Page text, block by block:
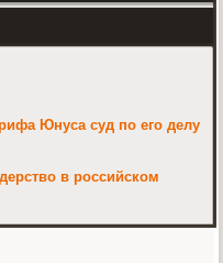
Юнуса суд по его делу
в российском